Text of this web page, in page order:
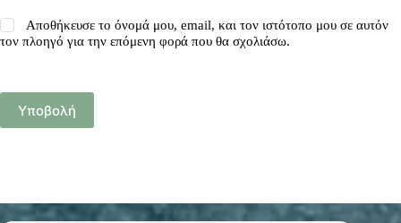
Αποθήκευσε το όνομά μου, email, και τον ιστότοπο μου σε αυτόν
τον πλοηγό για την επόμενη φορά που θα σχολιάσω.
Υποβολή